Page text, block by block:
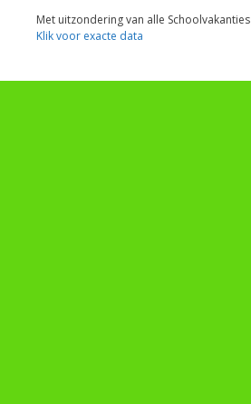
Met uitzondering van alle Schoolvakanties
Klik voor exacte data